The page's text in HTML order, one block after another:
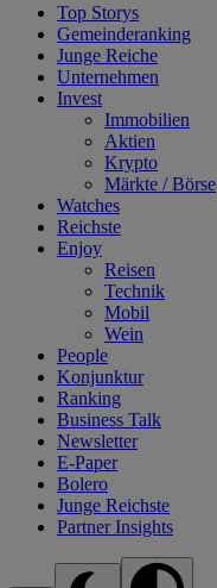
Top Storys
Gemeinderanking
Junge Reiche
Unternehmen
Invest
Immobilien
Aktien
Krypto
Märkte / Börse
Watches
Reichste
Enjoy
Reisen
Technik
Mobil
Wein
People
Konjunktur
Ranking
Business Talk
Newsletter
E-Paper
Bolero
Junge Reichste
Partner Insights